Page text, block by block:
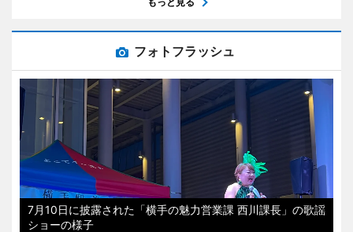
フォトフラッシュ
7月10日に披露された「横手の魅力営業課 西川課長」の歌謡
ショーの様子